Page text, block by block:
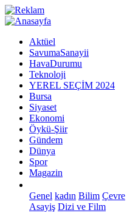
Aktüel
SavumaSanayii
HavaDurumu
Teknoloji
YEREL SEÇİM 2024
Bursa
Siyaset
Ekonomi
Öykü-Şiir
Gündem
Dünya
Spor
Magazin
Genel kadın Bilim Çevre
Asayiş Dizi ve Film